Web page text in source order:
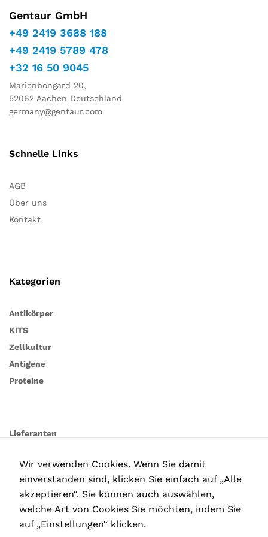
Gentaur GmbH
+49 2419 3688 188
+49 2419 5789 478
+32 16 50 9045
Marienbongard 20,
52062 Aachen Deutschland
germany@gentaur.com
Schnelle Links
AGB
Über uns
Kontakt
Kategorien
Antikörper
KITS
Zellkultur
Antigene
Proteine
Lieferanten
Wir verwenden Cookies. Wenn Sie damit
einverstanden sind, klicken Sie einfach auf „Alle
akzeptieren“. Sie können auch auswählen,
welche Art von Cookies Sie möchten, indem Sie
auf „Einstellungen“ klicken.